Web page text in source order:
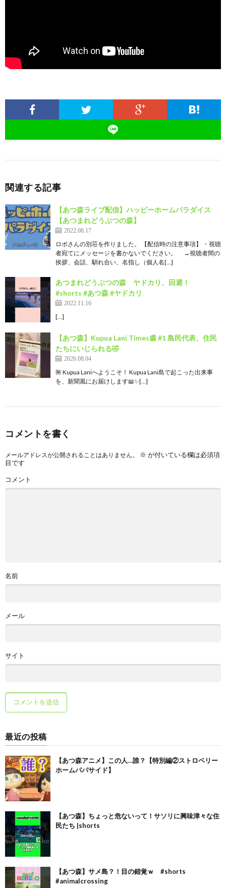
関連する記事
【あつ森ライブ配信】ハッピーホームパラダイス
【あつまれどうぶつの森】
2022.08.17
ロボさんの別荘を作りました。 【配信時の注意事項】 ・視聴
者宛てにメッセージを書かないでください。 →視聴者間の
挨拶、会話、馴れ合い、名指し（個人名[…]
あつまれどうぶつの森 ヤドカリ、回避！
#shorts #あつ森 #ヤドカリ
2022.11.16
[…]
【あつ森】Kupua Lani Times📰 #1 島民代表、住民
たちにいじられる🤣
2026.08.04
🌺 Kupua Laniへようこそ！ Kupua Lani島で起こった出来事
を、新聞風にお届けします📖✨[…]
コメントを書く
メールアドレスが公開されることはありません。 ※ が付いている欄は必須項
目です
コメント
名前
メール
サイト
最近の投稿
【あつ森アニメ】この人…誰？【特別編②ストロベリー
ホームパパサイド】
【あつ森】ちょっと危ないって！サソリに興味津々な住
民たち |shorts
【あつ森】サメ島？！目の錯覚ｗ #shorts
#animalcrossing